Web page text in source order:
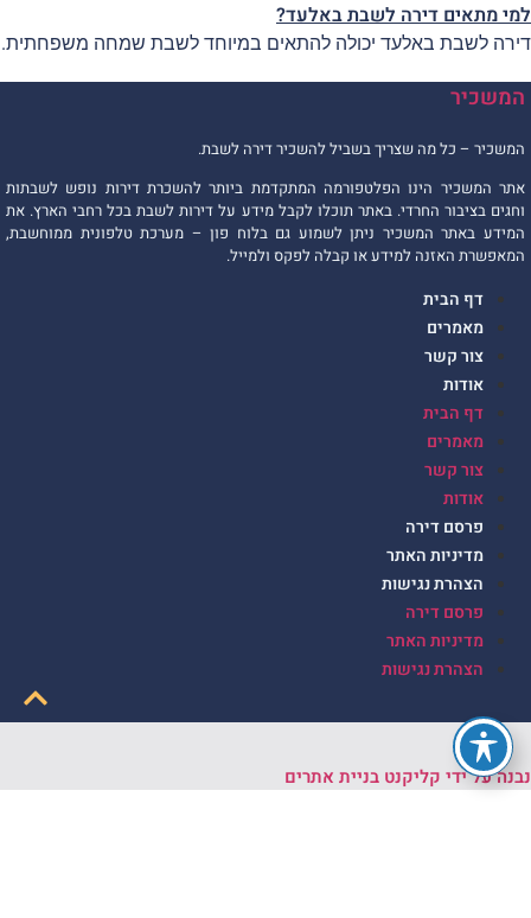
מתאים דירה לשבת באלעד?
לשבת באלעד יכולה להתאים במיוחד לשבת שמחה משפחתית.
המשכיר
המשכיר – כל מה שצריך בשביל להשכיר דירה לשבת.
אתר המשכיר הינו הפלטפורמה המתקדמת ביותר להשכרת דירות נופש לשבתות
וחגים בציבור החרדי. באתר תוכלו לקבל מידע על דירות לשבת בכל רחבי הארץ. את
המידע באתר המשכיר ניתן לשמוע גם בלוח פון – מערכת טלפונית ממוחשבת,
המאפשרת האזנה למידע או קבלה לפקס ולמייל.
דף הבית
מאמרים
צור קשר
אודות
דף הבית
מאמרים
צור קשר
אודות
פרסם דירה
מדיניות האתר
הצהרת נגישות
פרסם דירה
מדיניות האתר
הצהרת נגישות
על ידי קליקנט בניית אתרים